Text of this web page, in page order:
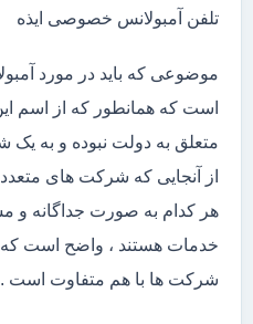
تلفن آمبولانس خصوصی ایذه
موضوعی که باید در مورد
است که همانطور که از اسم
متعلق به دولت نبوده و به
از آنجایی که شرکت های
هر کدام به صورت جداگانه و
خدمات هستند ، واضح است که
شرکت ها با هم متفاوت است .